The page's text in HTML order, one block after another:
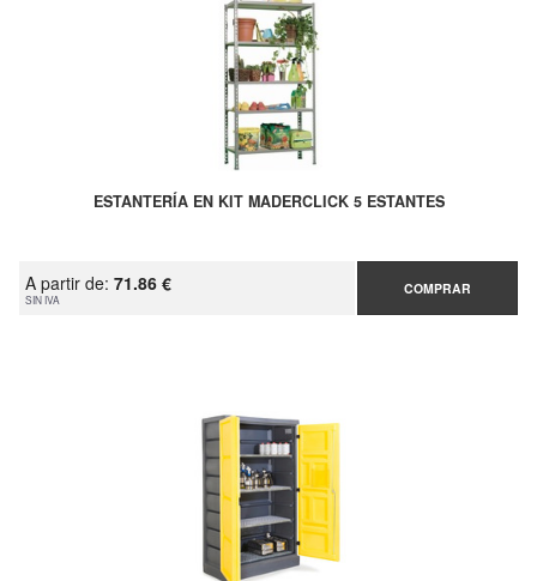
ESTANTERÍA EN KIT MADERCLICK 5 ESTANTES
A partir de: 71.86 €
SIN IVA
COMPRAR